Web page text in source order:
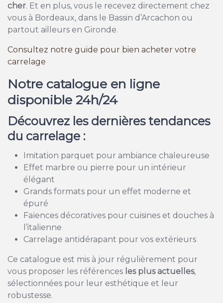
cher. Et en plus, vous le recevez directement chez
vous à Bordeaux, dans le Bassin d’Arcachon ou
partout ailleurs en Gironde.
Consultez notre guide pour bien acheter votre
carrelage
Notre catalogue en ligne
disponible 24h/24
Découvrez les dernières tendances
du carrelage :
Imitation parquet pour ambiance chaleureuse
Effet marbre ou pierre pour un intérieur
élégant
Grands formats pour un effet moderne et
épuré
Faïences décoratives pour cuisines et douches à
l’italienne
Carrelage antidérapant pour vos extérieurs
Ce catalogue est mis à jour régulièrement pour
vous proposer les références les plus actuelles,
sélectionnées pour leur esthétique et leur
robustesse.